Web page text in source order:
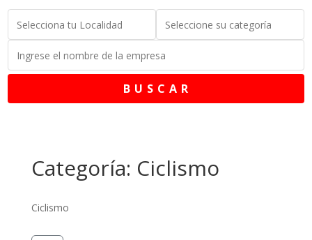
B U S C A R
Categoría: Ciclismo
Ciclismo